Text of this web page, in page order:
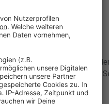
Gutscheine
Retouren an, und
2025 noch einmal mit vielen